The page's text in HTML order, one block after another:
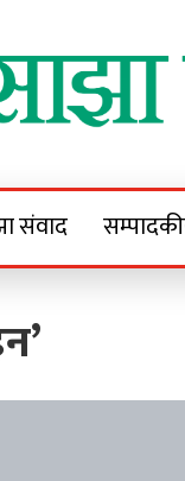
संवाद